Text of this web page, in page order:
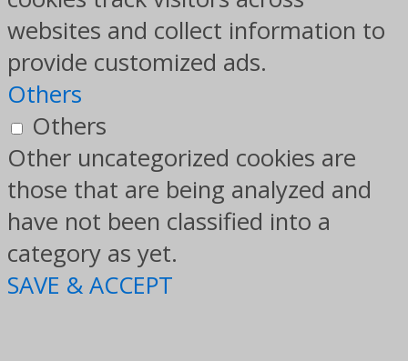
websites and collect information to
provide customized ads.
Others
Others
Other uncategorized cookies are
those that are being analyzed and
have not been classified into a
category as yet.
SAVE & ACCEPT